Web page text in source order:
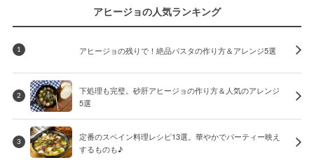
アヒージョの人気ランキング
1 アヒージョの残りで！絶品パスタの作り方＆アレンジ5選
2
下処理も完璧。砂肝アヒージョの作り方＆人気のアレンジ
5選
3
定番のスペイン料理レシピ13選。華やかでパーティー映え
するものも♪